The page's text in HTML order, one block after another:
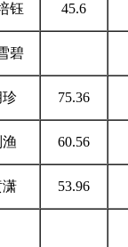
钰 45.6
碧
珍 75.36
60.56
潇 53.96